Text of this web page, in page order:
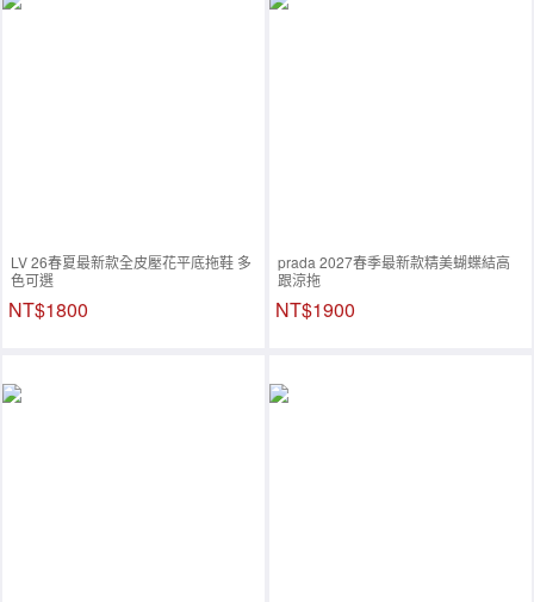
LV 26春夏最新款全皮壓花平底拖鞋 多
色可選
NT$1800
prada 2027春季最新款精美蝴蝶結高
跟涼拖
NT$1900